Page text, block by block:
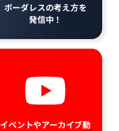
ボーダレスの考え方を
発信中！
イベントやアーカイブ動